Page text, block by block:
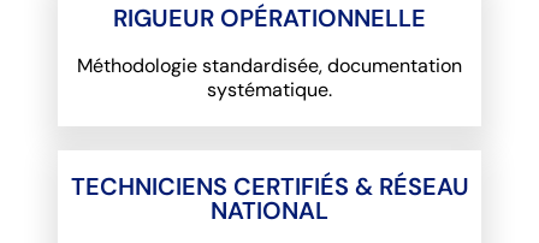
RIGUEUR OPÉRATIONNELLE
Méthodologie standardisée, documentation
systématique.
TECHNICIENS CERTIFIÉS & RÉSEAU
NATIONAL